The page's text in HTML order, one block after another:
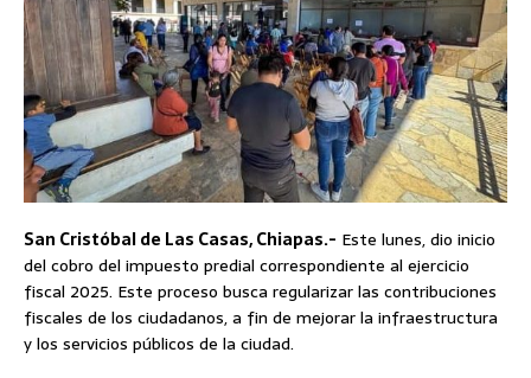
San Cristóbal de Las Casas, Chiapas.- Este lunes, dio inicio
del cobro del impuesto predial correspondiente al ejercicio
fiscal 2025. Este proceso busca regularizar las contribuciones
fiscales de los ciudadanos, a fin de mejorar la infraestructura
y los servicios públicos de la ciudad.